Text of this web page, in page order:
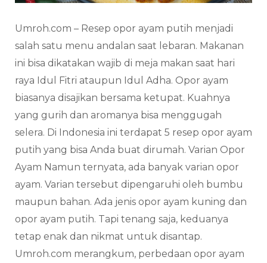
Umroh.com – Resep opor ayam putih menjadi
salah satu menu andalan saat lebaran. Makanan
ini bisa dikatakan wajib di meja makan saat hari
raya Idul Fitri ataupun Idul Adha. Opor ayam
biasanya disajikan bersama ketupat. Kuahnya
yang gurih dan aromanya bisa menggugah
selera. Di Indonesia ini terdapat 5 resep opor ayam
putih yang bisa Anda buat dirumah. Varian Opor
Ayam Namun ternyata, ada banyak varian opor
ayam. Varian tersebut dipengaruhi oleh bumbu
maupun bahan. Ada jenis opor ayam kuning dan
opor ayam putih. Tapi tenang saja, keduanya
tetap enak dan nikmat untuk disantap.
Umroh.com merangkum, perbedaan opor ayam